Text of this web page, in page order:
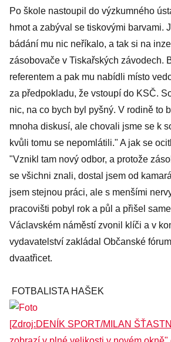
Po škole nastoupil do výzkumného
hmot a zabýval se tiskovými barvami.
bádání mu nic neříkalo, a tak si na
zásobovače v Tiskařských závodech.
referentem a pak mu nabídli místo
za předpokladu, že vstoupí do KSČ.
nic, na co bych byl pyšný. V rodině to
mnoha diskusí, ale chovali jsme se k
kvůli tomu se nepomlátili." A jak se
"Vznikl tam nový odbor, a protože
se všichni znali, dostal jsem od
jsem stejnou práci, ale s menšími
pracovišti pobyl rok a půl a přišel
Václavském náměstí zvonil klíči a v
vydavatelství zakládal Občanské
dvaatřicet.
FOTBALISTA HAŠEK
[Zdroj:DENÍK SPORT/MILAN